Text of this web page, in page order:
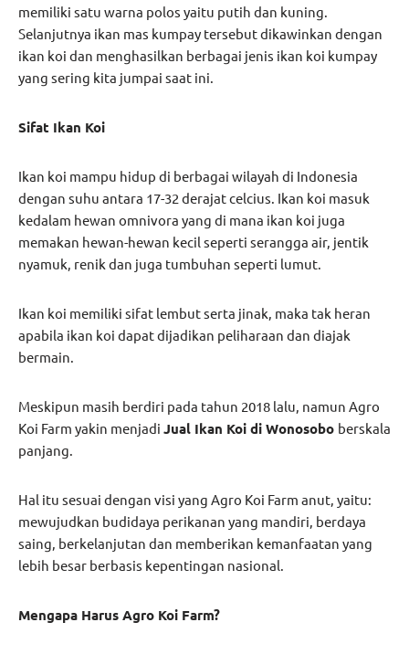
memiliki satu warna polos yaitu putih dan kuning.
Selanjutnya ikan mas kumpay tersebut dikawinkan dengan
ikan koi dan menghasilkan berbagai jenis ikan koi kumpay
yang sering kita jumpai saat ini.
Sifat Ikan Koi
Ikan koi mampu hidup di berbagai wilayah di Indonesia
dengan suhu antara 17-32 derajat celcius. Ikan koi masuk
kedalam hewan omnivora yang di mana ikan koi juga
memakan hewan-hewan kecil seperti serangga air, jentik
nyamuk, renik dan juga tumbuhan seperti lumut.
Ikan koi memiliki sifat lembut serta jinak, maka tak heran
apabila ikan koi dapat dijadikan peliharaan dan diajak
bermain.
Meskipun masih berdiri pada tahun 2018 lalu, namun Agro
Koi Farm yakin menjadi Jual Ikan Koi di Wonosobo berskala
panjang.
Hal itu sesuai dengan visi yang Agro Koi Farm anut, yaitu:
mewujudkan budidaya perikanan yang mandiri, berdaya
saing, berkelanjutan dan memberikan kemanfaatan yang
lebih besar berbasis kepentingan nasional.
Mengapa Harus Agro Koi Farm?